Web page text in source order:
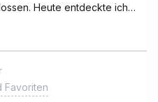
Heute entdeckte ich
und habe dort
gebucht. Ich wusste
die Web.DE E-Mail-
das Problem, dass über
E-Mail-Adresse
Family Account
Favoriten